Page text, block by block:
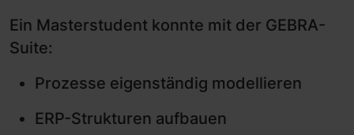
Ein Masterstudent konnte mit der GEBRA-
Suite:
Prozesse eigenständig modellieren
ERP-Strukturen aufbauen